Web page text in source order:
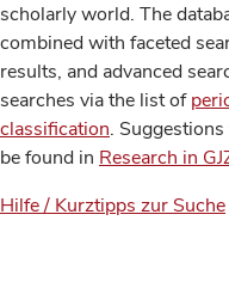
scholarly world. The
combined with faceted
results, and advanced
searches via the list of
classification.
be found in Research in
Hilfe / Kurztipps zur Suche